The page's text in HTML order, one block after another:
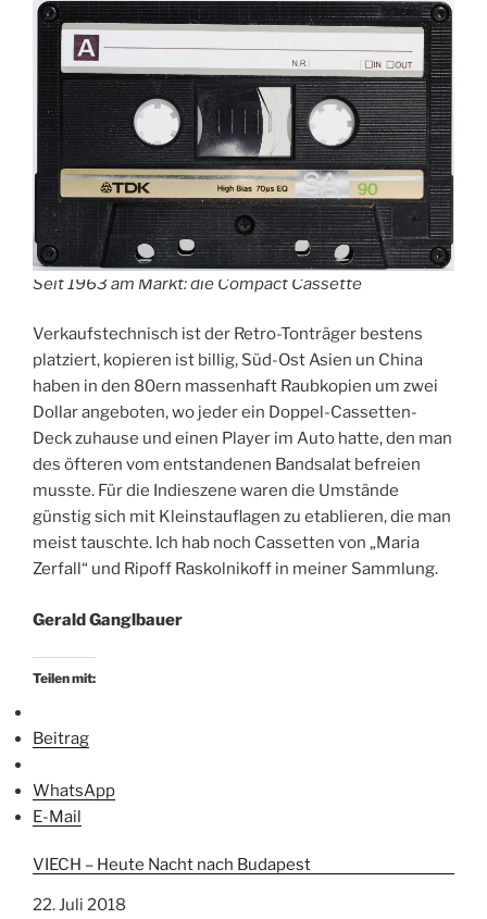
Seit 1963 am Markt: die Compact Cassette
Verkaufstechnisch ist der Retro-Tonträger bestens
platziert, kopieren ist billig, Süd-Ost Asien un China
haben in den 80ern massenhaft Raubkopien um zwei
Dollar angeboten, wo jeder ein Doppel-Cassetten-
Deck zuhause und einen Player im Auto hatte, den man
des öfteren vom entstandenen Bandsalat befreien
musste. Für die Indieszene waren die Umstände
günstig sich mit Kleinstauflagen zu etablieren, die man
meist tauschte. Ich hab noch Cassetten von „Maria
Zerfall“ und Ripoff Raskolnikoff in meiner Sammlung.
Gerald Ganglbauer
Teilen mit:
Beitrag
WhatsApp
E-Mail
VIECH – Heute Nacht nach Budapest
Datum
22. Juli 2018